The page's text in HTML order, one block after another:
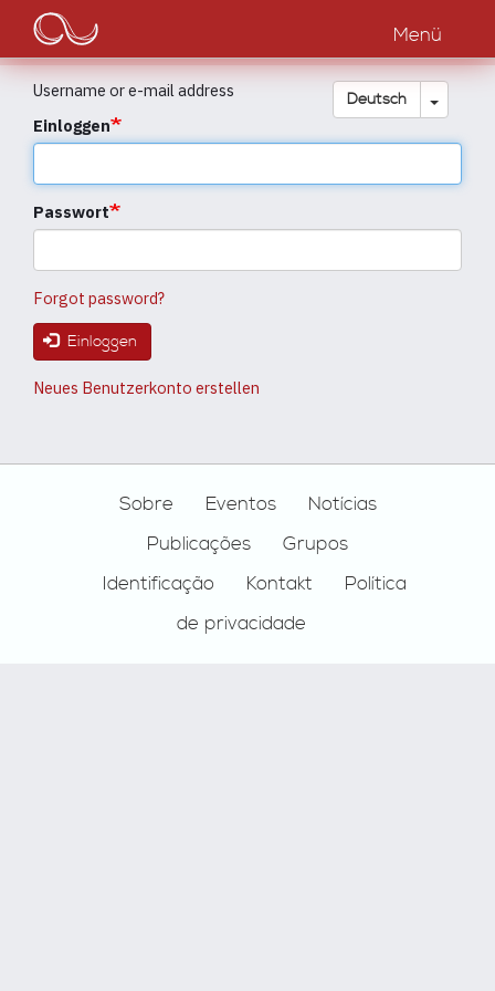
Direkt
Inhalt
Main
navigation
Menü
Deutsch
Username or e-mail address
Einloggen
Passwort
Forgot password?
Einloggen
Neues Benutzerkonto erstellen
Sobre Eventos
Notícias
Publicações
Grupos
Identificação
Kontakt
Política
de privacidade